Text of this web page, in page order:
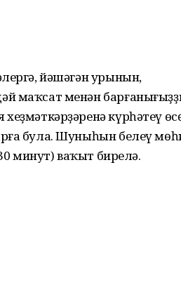
йәшәгән урынын,
маҡсат менән
күрһәтеү
була. Шуныһын белеү
минут) ваҡыт бирелә.